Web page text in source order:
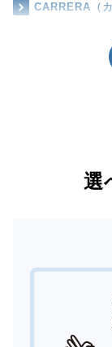
CARRERA（カ
選